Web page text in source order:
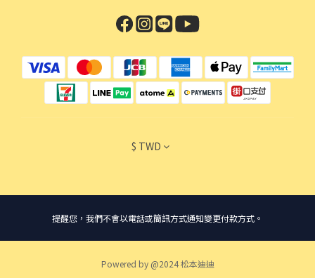
$ TWD
提醒您，我們不會以電話或簡訊方式通知變更付款方式。
Powered by @2024 松本迪迪